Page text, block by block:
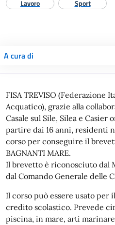
Lavoro Sport
A cura di
FISA TREVISO (Federazione
Acquatico), grazie alla
Casale sul Sile, Silea e Casier
partire dai 16 anni, residenti
corso per conseguire il
BAGNANTI MARE.
Il brevetto è riconosciuto dal
dal Comando Generale delle
Il corso può essere usato per
credito scolastico. Prevede
piscina, in mare, arti